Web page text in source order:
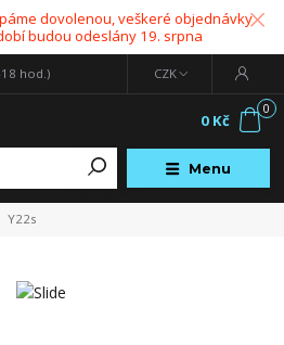
dovolenou, veškeré objednávky
budou odeslány 19. srpna
Menu
CZK
hod.)
0
0 Kč
Y22s